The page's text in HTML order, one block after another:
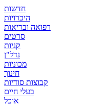
חדשות
היכרויות
רפואה ובריאות
סרטים
קניות
נדל"ן
מכוניות
חינוך
קבוצות סודיות
בעלי חיים
אוכל